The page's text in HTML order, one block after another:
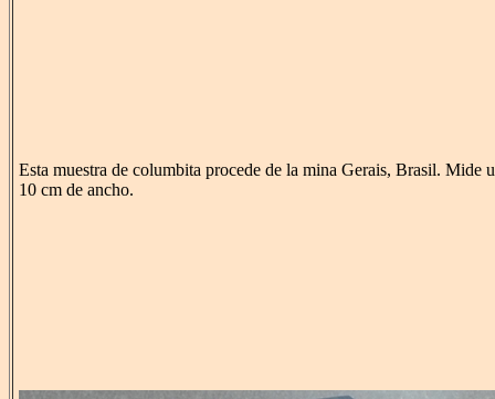
Esta muestra de columbita procede de la mina Gerais, Brasil. Mide
10 cm de ancho.